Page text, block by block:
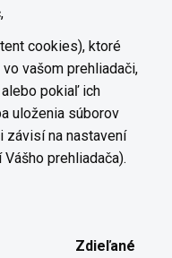
cookies), ktoré
vašom prehliadači,
pokiaľ ich
uloženia súborov
závisí na nastavení
prehliadača).
Zdieľané